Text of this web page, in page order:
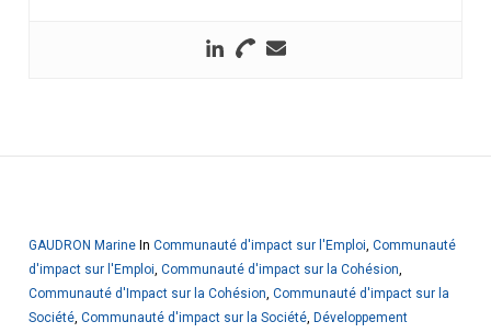
GAUDRON Marine In Communauté d'impact sur l'Emploi, Communauté
d'impact sur l'Emploi, Communauté d'impact sur la Cohésion,
Communauté d'Impact sur la Cohésion, Communauté d'impact sur la
Société, Communauté d'impact sur la Société, Développement